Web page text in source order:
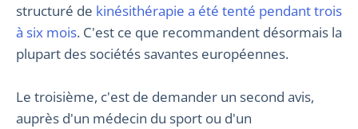
structuré de kinésithérapie a été tenté pendant trois
à six mois. C'est ce que recommandent désormais la
plupart des sociétés savantes européennes.
Le troisième, c'est de demander un second avis,
auprès d'un médecin du sport ou d'un